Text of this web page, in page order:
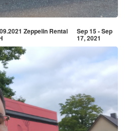
Zeppelin Rental Sep 15 - Sep
17, 2021